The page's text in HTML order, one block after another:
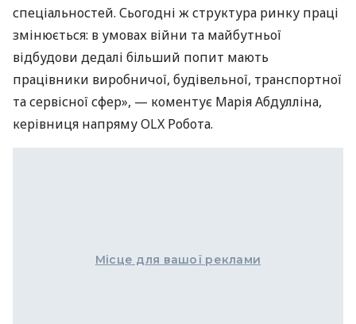
спеціальностей. Сьогодні ж структура ринку праці
змінюється: в умовах війни та майбутньої
відбудови дедалі більший попит мають
працівники виробничої, будівельної, транспортної
та сервісної сфер», — коментує Марія Абдулліна,
керівниця напряму OLX Робота.
Місце для вашої реклами